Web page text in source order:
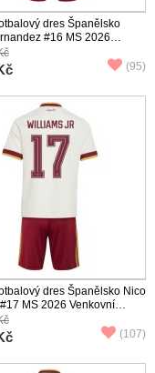
dres Španělsko
#16 MS 2026
Rukáv (+ trenýrky)
(95)
dres Španělsko Nico
MS 2026 Venkovní
(+ trenýrky)
(107)